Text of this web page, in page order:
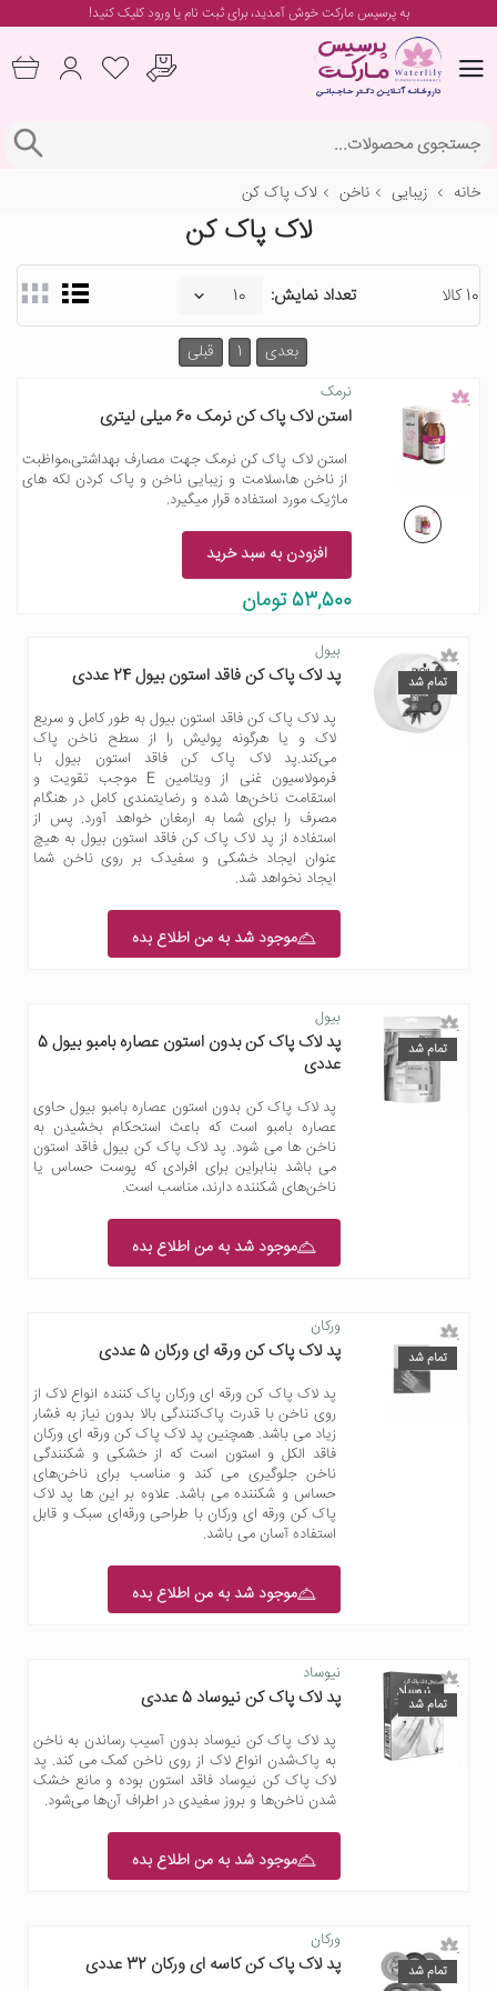
به پرسیس مارکت خوش آمدید، برایثبت نام یا ورودکلیک کنید!
خانه زیبایی ناخن لاک پاک کن
لاک پاک کن
10 کالا تعداد نمایش:
قبلی 1 بعدی
نرمک
استن لاک پاک کن نرمک 60 میلی لیتری
استن لاک پاک کن نرمک جهت مصارف بهداشتی،مواظبت
از ناخن ها،سلامت و زیبایی ناخن و پاک کردن لکه های
ماژیک مورد استفاده قرار میگیرد.
افزودن به سبد خرید
53,500 تومان
تمام شد
بیول
پد لاک پاک کن فاقد استون بیول 24 عددی
پد لاک پاک کن فاقد استون بیول به طور کامل و سریع
لاک و یا هرگونه پولیش را از سطح ناخن پاک
می‌کند.پد لاک پاک کن فاقد استون بیول با
فرمولاسیون غنی از ویتامین E موجب تقویت و
استقامت ناخن‌ها شده و رضایتمندی کامل در هنگام
مصرف را برای شما به ارمغان خواهد آورد. پس از
استفاده از پد لاک پاک کن فاقد استون بیول به هیچ
عنوان ایجاد خشکی و سفیدک بر روی ناخن شما
ایجاد نخواهد شد.
موجود شد به من اطلاع بده
تمام شد
بیول
پد لاک پاک کن بدون استون عصاره بامبو بیول 5
عددی
پد لاک پاک کن بدون استون عصاره بامبو بیول حاوی
عصاره بامبو است که باعث استحکام بخشیدن به
ناخن ها می شود. پد لاک پاک کن بیول فاقد استون
می باشد بنابراین برای افرادی که پوست حساس یا
ناخن‌های شکننده دارند، مناسب است.
موجود شد به من اطلاع بده
تمام شد
ورکان
پد لاک پاک کن ورقه ای ورکان 5 عددی
پد لاک پاک کن ورقه ای ورکان پاک کننده انواع لاک از
روی ناخن با قدرت پاک‌کنندگی بالا بدون نیاز به فشار
زیاد می باشد. همچنین پد لاک پاک کن ورقه ای ورکان
فاقد الکل و استون است که از خشکی و شکنندگی
ناخن جلوگیری می کند و مناسب برای ناخن‌های
حساس و شکننده می باشد. علاوه بر این ها پد لاک
پاک کن ورقه ای ورکان با طراحی ورقه‌ای سبک و قابل
استفاده آسان می باشد.
موجود شد به من اطلاع بده
تمام شد
نیوساد
پد لاک پاک کن نیوساد 5 عددی
پد لاک پاک کن نیوساد بدون آسیب رساندن به ناخن
به پاک‌شدن انواع لاک از روی ناخن کمک می کند. پد
لاک پاک کن نیوساد فاقد استون بوده و مانع خشک
شدن ناخن‌ها و بروز سفیدی در اطراف آن‌ها می‌شود.
موجود شد به من اطلاع بده
تمام شد
ورکان
پد لاک پاک کن کاسه ای ورکان 32 عددی